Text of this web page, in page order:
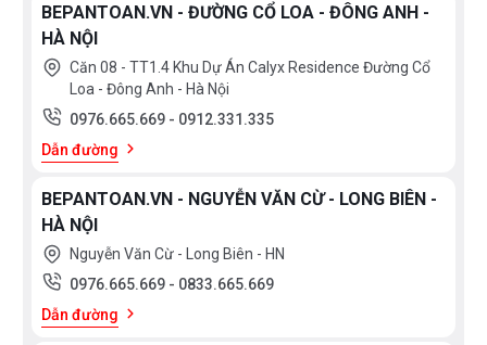
BEPANTOAN.VN - ĐƯỜNG CỔ LOA - ĐÔNG ANH -
HÀ NỘI
Căn 08 - TT1.4 Khu Dự Án Calyx Residence Đường Cổ
Loa - Đông Anh - Hà Nội
0976.665.669 - 0912.331.335
Dẫn đường
BEPANTOAN.VN - NGUYỄN VĂN CỪ - LONG BIÊN -
HÀ NỘI
Nguyễn Văn Cừ - Long Biên - HN
0976.665.669 - 0833.665.669
Dẫn đường